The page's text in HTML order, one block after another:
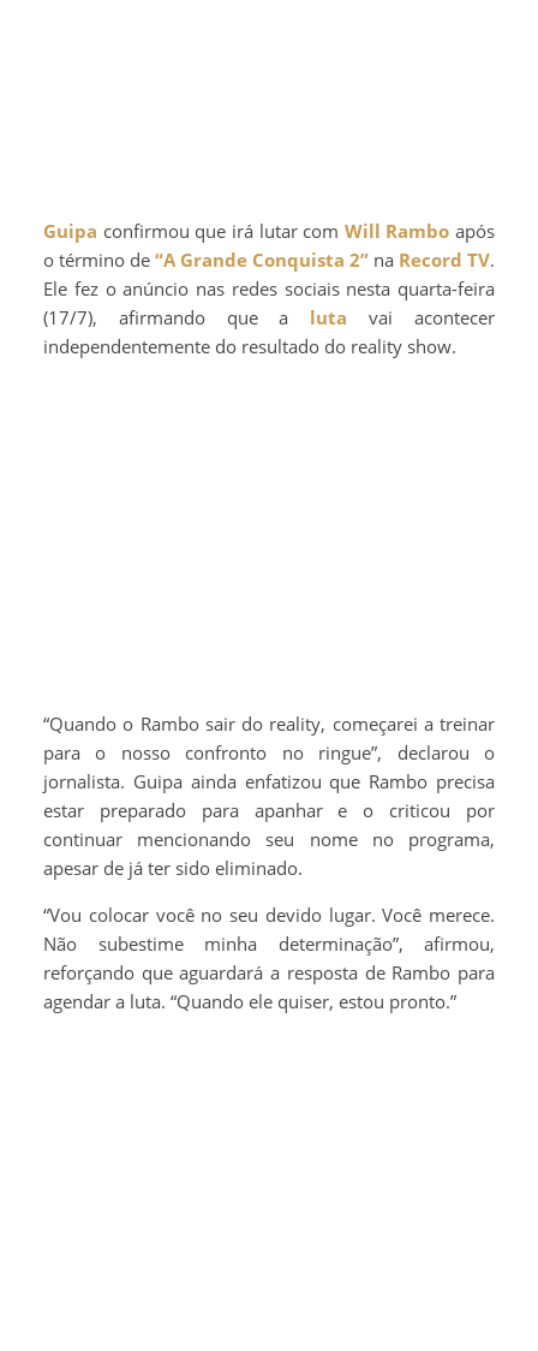
Guipa confirmou que irá lutar com Will Rambo após
o término de “A Grande Conquista 2” na Record TV.
Ele fez o anúncio nas redes sociais nesta quarta-feira
(17/7), afirmando que a luta vai acontecer
independentemente do resultado do reality show.
“Quando o Rambo sair do reality, começarei a treinar
para o nosso confronto no ringue”, declarou o
jornalista. Guipa ainda enfatizou que Rambo precisa
estar preparado para apanhar e o criticou por
continuar mencionando seu nome no programa,
apesar de já ter sido eliminado.
“Vou colocar você no seu devido lugar. Você merece.
Não subestime minha determinação”, afirmou,
reforçando que aguardará a resposta de Rambo para
agendar a luta. “Quando ele quiser, estou pronto.”